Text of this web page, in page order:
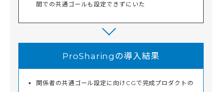
間での共通ゴールも設定できずにいた
ProSharingの導入結果
関係者の共通ゴール設定に向けCGで完成プロダクトの